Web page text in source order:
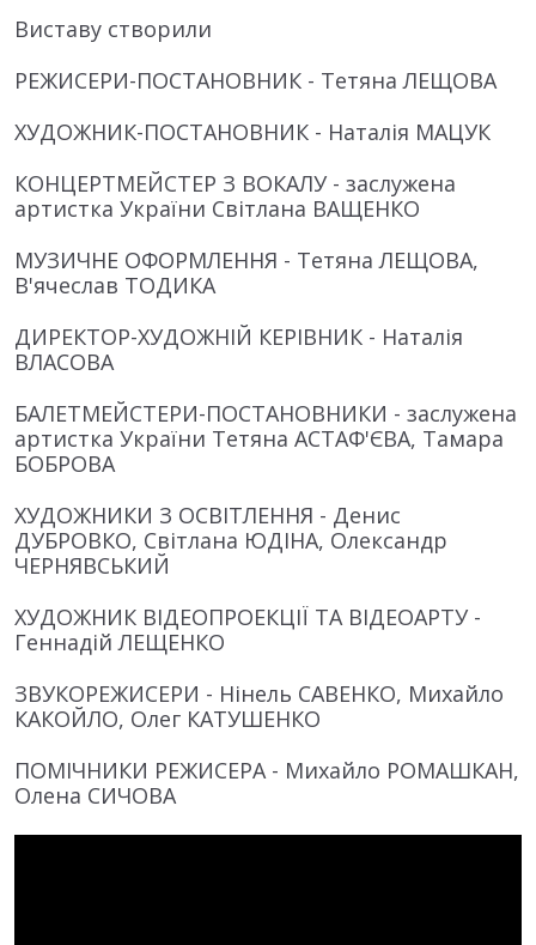
Виставу створили
РЕЖИСЕРИ-ПОСТАНОВНИК - Тетяна ЛЕЩОВА
ХУДОЖНИК-ПОСТАНОВНИК - Наталія МАЦУК
КОНЦЕРТМЕЙСТЕР З ВОКАЛУ - заслужена
артистка України Світлана ВАЩЕНКО
МУЗИЧНЕ ОФОРМЛЕННЯ - Тетяна ЛЕЩОВА,
В'ячеслав ТОДИКА
ДИРЕКТОР-ХУДОЖНІЙ КЕРІВНИК - Наталія
ВЛАСОВА
БАЛЕТМЕЙСТЕРИ-ПОСТАНОВНИКИ - заслужена
артистка України Тетяна АСТАФ'ЄВА, Тамара
БОБРОВА
ХУДОЖНИКИ З ОСВІТЛЕННЯ - Денис
ДУБРОВКО, Світлана ЮДІНА, Олександр
ЧЕРНЯВСЬКИЙ
ХУДОЖНИК ВІДЕОПРОЕКЦІЇ ТА ВІДЕОАРТУ -
Геннадій ЛЕЩЕНКО
ЗВУКОРЕЖИСЕРИ - Нінель САВЕНКО, Михайло
КАКОЙЛО, Олег КАТУШЕНКО
ПОМІЧНИКИ РЕЖИСЕРА - Михайло РОМАШКАН,
Олена СИЧОВА